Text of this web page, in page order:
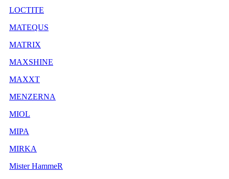
LOCTITE
MATEQUS
MATRIX
MAXSHINE
MAXXT
MENZERNA
MIOL
MIPA
MIRKA
Mister HammeR